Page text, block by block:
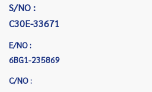
S/NO :
C30E-33671
E/NO :
6BG1-235869
C/NO :